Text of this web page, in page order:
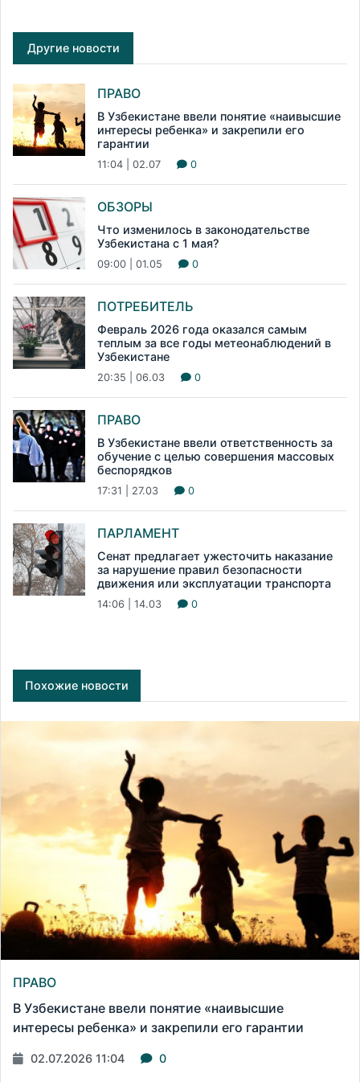
Другие новости
ПРАВО
В Узбекистане ввели понятие «наивысшие
интересы ребенка» и закрепили его
гарантии
11:04 | 02.07 0
ОБЗОРЫ
Что изменилось в законодательстве
Узбекистана с 1 мая?
09:00 | 01.05 0
ПОТРЕБИТЕЛЬ
Февраль 2026 года оказался самым
теплым за все годы метеонаблюдений в
Узбекистане
20:35 | 06.03 0
ПРАВО
В Узбекистане ввели ответственность за
обучение с целью совершения массовых
беспорядков
17:31 | 27.03 0
ПАРЛАМЕНТ
Сенат предлагает ужесточить наказание
за нарушение правил безопасности
движения или эксплуатации транспорта
14:06 | 14.03 0
Похожие новости
ПРАВО
В Узбекистане ввели понятие «наивысшие
интересы ребенка» и закрепили его гарантии
02.07.2026 11:04 0